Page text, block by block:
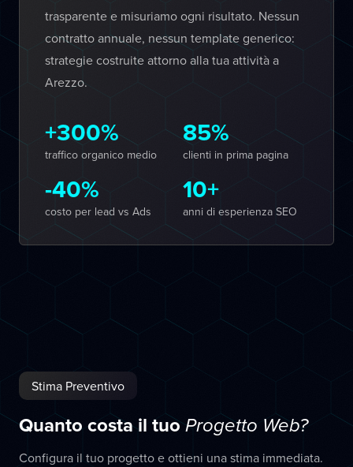
trasparente e misuriamo ogni risultato. Nessun
contratto annuale, nessun template generico:
strategie costruite attorno alla tua attività a
Arezzo.
+300%
traffico organico medio
85%
clienti in prima pagina
-40%
costo per lead vs Ads
10+
anni di esperienza SEO
Stima Preventivo
Quanto costa il tuoProgetto Web?
Configura il tuo progetto e ottieni una stima immediata.